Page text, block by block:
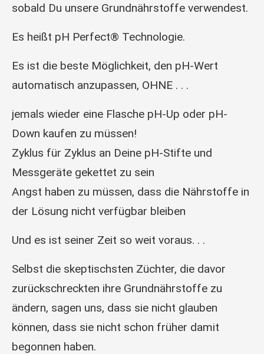
sobald Du unsere Grundnährstoffe verwendest.
Es heißt pH Perfect® Technologie.
Es ist die beste Möglichkeit, den pH-Wert
automatisch anzupassen, OHNE . . .
jemals wieder eine Flasche pH-Up oder pH-
Down kaufen zu müssen!
Zyklus für Zyklus an Deine pH-Stifte und
Messgeräte gekettet zu sein
Angst haben zu müssen, dass die Nährstoffe in
der Lösung nicht verfügbar bleiben
Und es ist seiner Zeit so weit voraus. . .
Selbst die skeptischsten Züchter, die davor
zurückschreckten ihre Grundnährstoffe zu
ändern, sagen uns, dass sie nicht glauben
können, dass sie nicht schon früher damit
begonnen haben.